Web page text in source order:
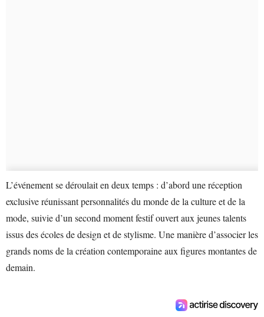
L’événement se déroulait en deux temps : d’abord une réception
exclusive réunissant personnalités du monde de la culture et de la
mode, suivie d’un second moment festif ouvert aux jeunes talents
issus des écoles de design et de stylisme. Une manière d’associer les
grands noms de la création contemporaine aux figures montantes de
demain.